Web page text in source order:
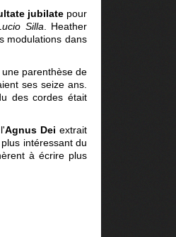
jubilatepour
Silla . Heather
modulations dans
parenthèse de
ses seize ans.
des cordes était
Agnus Deiextrait
intéressant du
à écrire plus